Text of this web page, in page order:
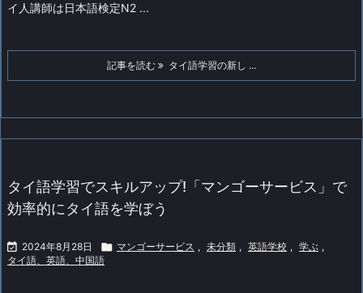
イ人講師は日本語検定N2 ...
記事を読む タイ語学習の新し ...
タイ語学習でスキルアップ!「マンゴーサービス」で
効率的にタイ語を学ぼう
 2024年8月28日  マンゴーサービス , 未分類 , 英語学校 , 学ぶ ,
タイ語、英語、中国語